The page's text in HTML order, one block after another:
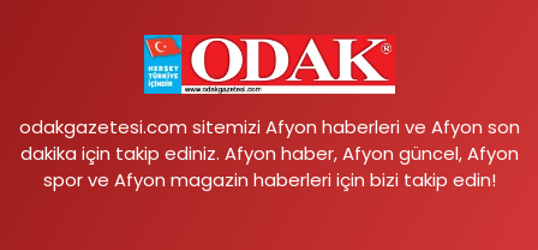
odakgazetesi.com sitemizi Afyon haberleri ve Afyon son
dakika için takip ediniz. Afyon haber, Afyon güncel, Afyon
spor ve Afyon magazin haberleri için bizi takip edin!